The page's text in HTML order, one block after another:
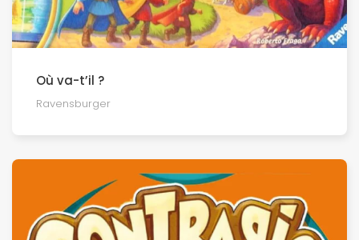
Où va-t’il ?
Ravensburger